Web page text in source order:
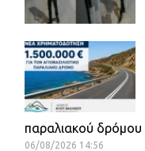
παραλιακού δρόμου
06/08/2026 14:56